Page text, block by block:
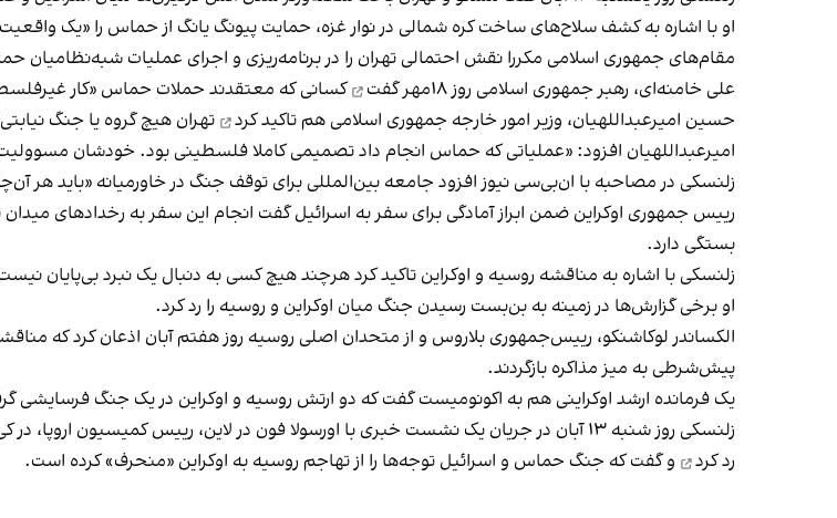
او با اشاره به کشف سلاح‌های ساخت کره شمالی در نوار غزه، حمایت پیونگ یانگ از حماس را «یک
مقام‌های جمهوری اسلامی مکررا نقش احتمالی تهران را در برنامه‌ریزی و اجرای عملیات شبه‌نظامیان
علی خامنه‌ای، رهبر جمهوری اسلامی روز ۱۸مهر
گفت
کسانی که معتقدند حملات حماس «کار
حسین امیرعبداللهیان، وزیر امور خارجه جمهوری اسلامی هم تاکید کرد
تهران هیچ گروه یا جنگ
امیرعبداللهیان افزود: «عملیاتی که حماس انجام داد تصمیمی کاملا فلسطینی بود. خودشان
زلنسکی در مصاحبه با ان‌بی‌سی نیوز افزود جامعه بین‌المللی برای توقف جنگ در خاورمیانه «باید هر
رییس جمهوری اوکراین ضمن ابراز آمادگی برای سفر به اسرائیل گفت انجام این سفر به رخدادهای میدان
بستگی دارد.
زلنسکی با اشاره به مناقشه روسیه و اوکراین تاکید کرد هرچند هیچ کسی به دنبال یک نبرد بی‌پایان
او برخی گزارش‌ها در زمینه به بن‌بست رسیدن جنگ میان اوکراین و روسیه را رد کرد.
الکساندر لوکاشنکو، رییس‌جمهوری بلاروس و از متحدان اصلی روسیه روز هفتم آبان اذعان کرد که
پیش‌شرطی به میز مذاکره بازگردند.
یک فرمانده ارشد اوکراینی هم به اکونومیست گفت که دو ارتش روسیه و اوکراین در یک جنگ فرسایشی
زلنسکی روز شنبه ۱۳ آبان در جریان یک نشست خبری با اورسولا فون در لاین، رییس کمیسیون اروپا، در کی‌یف بار دیگر پیشنهاد مذاکره با روسیه برای رسیدن به صلح در جنگ اوکراین را
رد کرد
و گفت که جنگ حماس و اسرائیل توجه‌ها را از تهاجم روسیه به اوکراین «منحرف» کرده است.